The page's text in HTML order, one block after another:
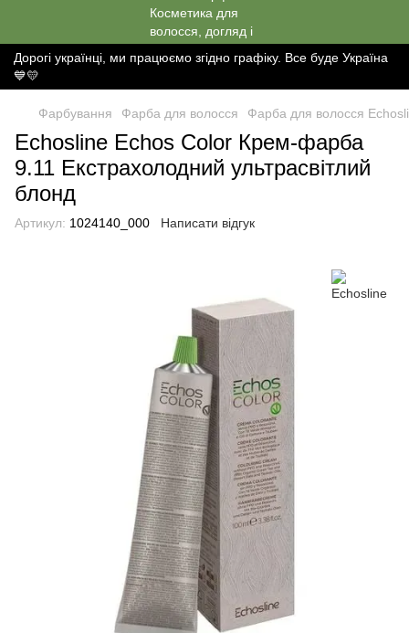
Дорогі українці, ми працюємо згідно графіку. Все буде Україна
💙💛
Фарбування Фарба для волосся Фарба для волосся
Echosline Echos Color Крем-фарба
9.11 Екстрахолодний ультрасвітлий
блонд
Артикул: 1024140_000 Написати відгук